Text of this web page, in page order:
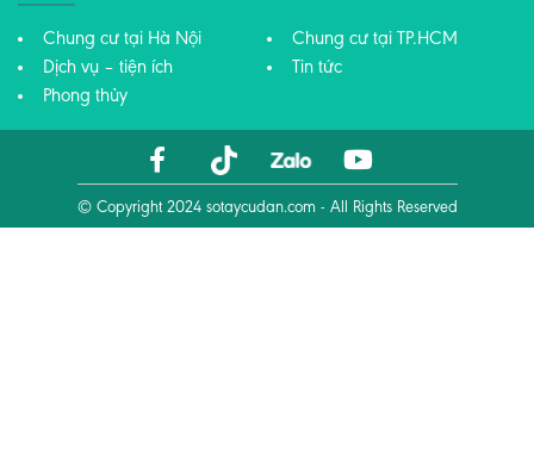
Chung cư tại Hà Nội
Chung cư tại TP.HCM
Dịch vụ – tiện ích
Tin tức
Phong thủy
© Copyright 2024 sotaycudan.com- All Rights Reserved